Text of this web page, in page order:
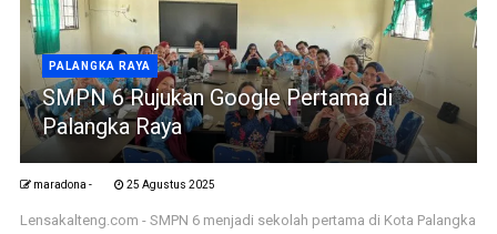
PALANGKA RAYA
SMPN 6 Rujukan Google Pertama di
Palangka Raya
maradona - 25 Agustus 2025
Lensakalteng.com - SMPN 6 menjadi sekolah pertama di Kota Palangka